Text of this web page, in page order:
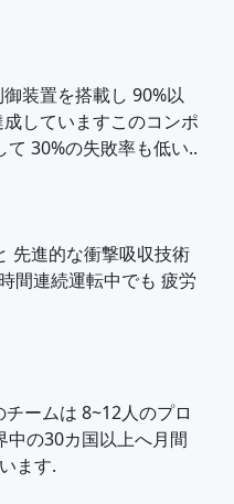
装置を搭載し 90%以
していますこのコンポ
30%の失敗率も低い..
先進的な衝撃吸収技術
間連続運転中でも 疲労
ームは 8~12人のプロ
中の30カ国以上へ月間
ます.